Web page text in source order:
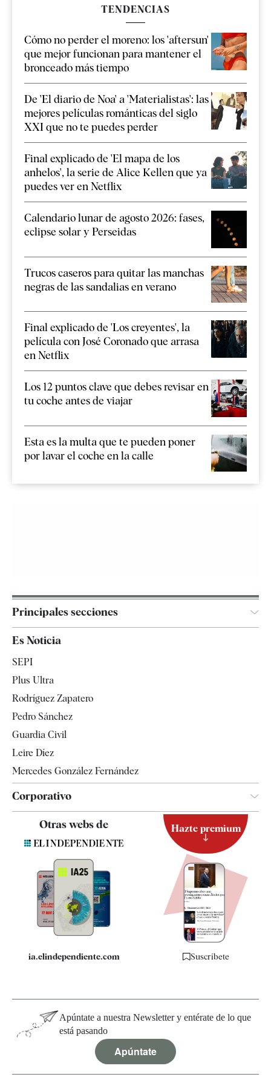
TENDENCIAS
Cómo no perder el moreno: los 'aftersun'
que mejor funcionan para mantener el
bronceado más tiempo
De 'El diario de Noa' a 'Materialistas': las
mejores películas románticas del siglo
XXI que no te puedes perder
Final explicado de 'El mapa de los
anhelos', la serie de Alice Kellen que ya
puedes ver en Netflix
Calendario lunar de agosto 2026: fases,
eclipse solar y Perseidas
Trucos caseros para quitar las manchas
negras de las sandalias en verano
Final explicado de 'Los creyentes', la
película con José Coronado que arrasa
en Netflix
Los 12 puntos clave que debes revisar en
tu coche antes de viajar
Esta es la multa que te pueden poner
por lavar el coche en la calle
Principales secciones
España
Televisión
Es Noticia
SEPI
Plus Ultra
Rodríguez Zapatero
Pedro Sánchez
Guardia Civil
Leire Díez
Mercedes González Fernández
Corporativo
Contacto
Quiénes somos
Especificaciones
Otras webs de
ia.elindependiente.com
Hazte premium
Suscríbete
Apúntate a nuestra Newsletter y entérate de lo que
está pasando
Apúntate